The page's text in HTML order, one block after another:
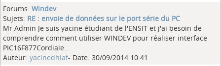
Forums: Windev
Sujets: RE : envoie de données sur le port série du PC
Mr Admin Je suis yacine étudiant de l'ENSIT et j'ai besoin de
comprendre comment utiliser WINDEV pour réaliser interface
PIC16F877Cordiale...
Auteur: yacinedhiaf- Date: 30/09/2014 10:41